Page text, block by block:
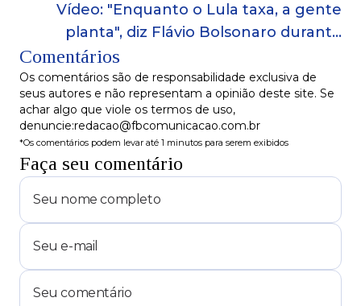
Vídeo: "Enquanto o Lula taxa, a gente
planta", diz Flávio Bolsonaro durante
Comentários
Os comentários são de responsabilidade exclusiva de
seus autores e não representam a opinião deste site. Se
achar algo que viole os termos de uso,
denuncie:redacao@fbcomunicacao.com.br
*Os comentários podem levar até 1 minutos para serem exibidos
Faça seu comentário